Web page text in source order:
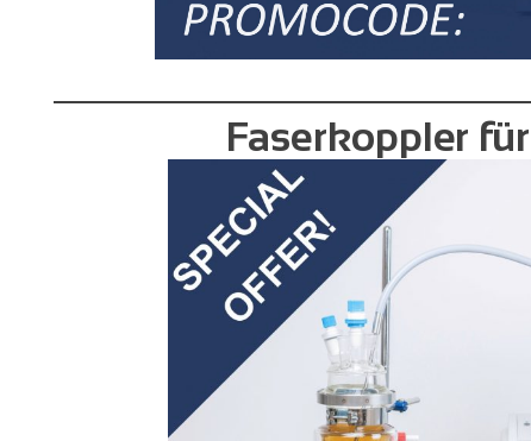
Faserkoppler